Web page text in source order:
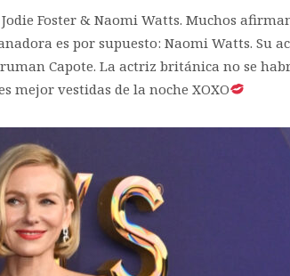
Foster & Naomi Watts. Muchos
es por supuesto: Naomi Watts. Su
Capote. La actriz británica no se
mejor vestidas de la noche XOXO